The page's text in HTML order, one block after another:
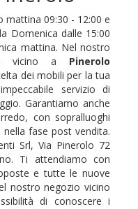
mattina 09:30 - 12:00 e
Domenica dalle 15:00
mattina. Nel nostro
vicino a Pinerolo
dei mobili per la tua
servizio di
Garantiamo anche
con sopralluoghi
fase post vendita.
Srl, Via Pinerolo 72
Ti attendiamo con
e tutte le nuove
nostro negozio vicino
di conoscere i